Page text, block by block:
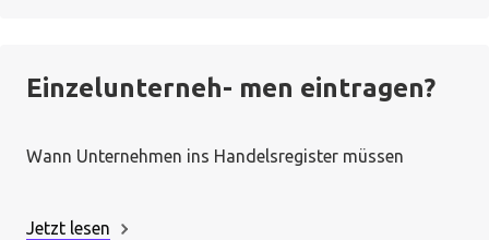
Einzelunterneh- men eintragen?
Wann Unternehmen ins Handelsregister müssen
Jetzt lesen